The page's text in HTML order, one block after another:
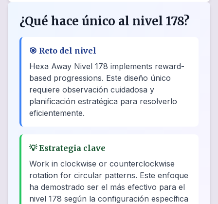
¿Qué hace único al nivel 178?
🎯 Reto del nivel
Hexa Away Nivel 178 implements reward-
based progressions. Este diseño único
requiere observación cuidadosa y
planificación estratégica para resolverlo
eficientemente.
💡Estrategia clave
Work in clockwise or counterclockwise
rotation for circular patterns. Este enfoque
ha demostrado ser el más efectivo para el
nivel 178 según la configuración específica